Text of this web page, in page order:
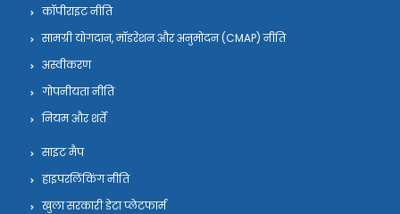
कॉपीराइट नीति
सामग्री योगदान, मॉडरेशन और अनुमोदन (CMAP) नीति
अस्वीकरण
गोपनीयता नीति
नियम और शर्तें
साइट मैप
हाइपरलिंकिंग नीति
खुला सरकारी डेटा प्लेटफार्म